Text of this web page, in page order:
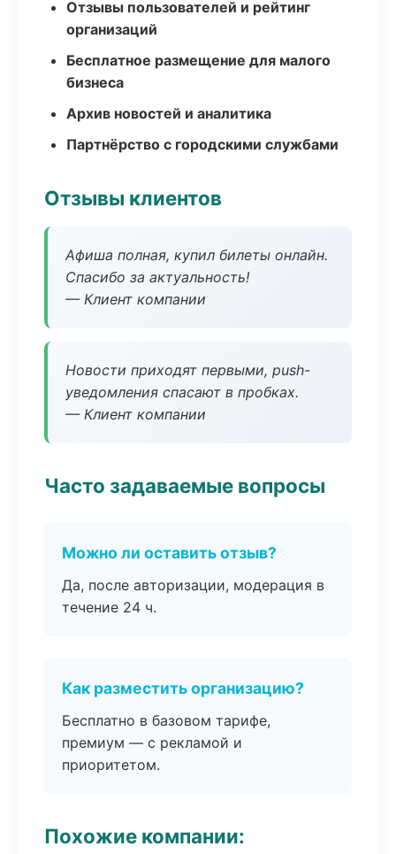
Отзывы пользователей и рейтинг
организаций
Бесплатное размещение для малого
бизнеса
Архив новостей и аналитика
Партнёрство с городскими службами
Отзывы клиентов
Афиша полная, купил билеты онлайн.
Спасибо за актуальность!
— Клиент компании
Новости приходят первыми, push-
уведомления спасают в пробках.
— Клиент компании
Часто задаваемые вопросы
Можно ли оставить отзыв?
Да, после авторизации, модерация в
течение 24 ч.
Как разместить организацию?
Бесплатно в базовом тарифе,
премиум — с рекламой и
приоритетом.
Похожие компании: